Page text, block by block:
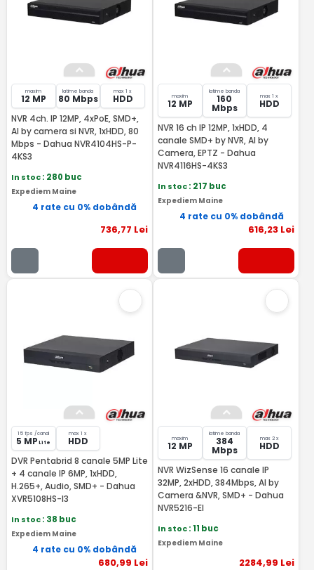
maxim
12 MP
latime banda
80 Mbps
max 1 x
HDD
NVR 4ch. IP 12MP, 4xPoE, SMD+,
AI by camera si NVR, 1xHDD, 80
Mbps - Dahua NVR4104HS-P-
4KS3
In stoc: 280 buc
Expediem Maine
4 rate cu 0% dobândă
736,77 Lei
maxim
12 MP
latime banda
160
Mbps
max 1 x
HDD
NVR 16 ch IP 12MP, 1xHDD, 4
canale SMD+ by NVR, AI by
Camera, EPTZ - Dahua
NVR4116HS-4KS3
In stoc: 217 buc
Expediem Maine
4 rate cu 0% dobândă
616,23 Lei
15 fps /canal
5 MP Lite
max 1 x
HDD
DVR Pentabrid 8 canale 5MP Lite
+ 4 canale IP 6MP, 1xHDD,
H.265+, Audio, SMD+ - Dahua
XVR5108HS-I3
In stoc: 38 buc
Expediem Maine
4 rate cu 0% dobândă
680,99 Lei
maxim
12 MP
latime banda
384
Mbps
max 2 x
HDD
NVR WizSense 16 canale IP
32MP, 2xHDD, 384Mbps, AI by
Camera &NVR, SMD+ - Dahua
NVR5216-EI
In stoc: 11 buc
Expediem Maine
2284,99 Lei